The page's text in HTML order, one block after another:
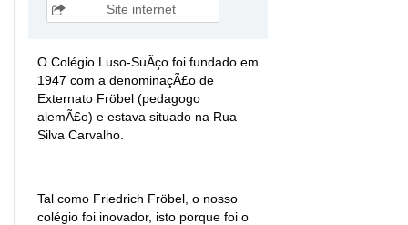
Site internet
O Colégio Luso-SuÃ­ço foi fundado em
1947 com a denominaçÃ£o de
Externato Fröbel (pedagogo
alemÃ£o) e estava situado na Rua
Silva Carvalho.
Tal como Friedrich Fröbel, o nosso
colégio foi inovador, isto porque foi o